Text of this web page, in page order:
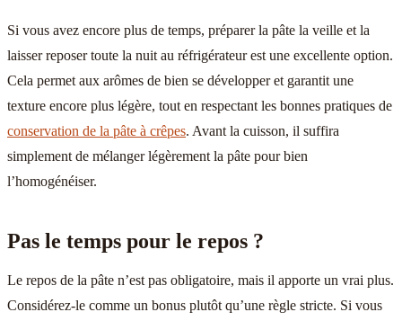
Si vous avez encore plus de temps, préparer la pâte la veille et la
laisser reposer toute la nuit au réfrigérateur est une excellente option.
Cela permet aux arômes de bien se développer et garantit une
texture encore plus légère, tout en respectant les bonnes pratiques de
conservation de la pâte à crêpes. Avant la cuisson, il suffira
simplement de mélanger légèrement la pâte pour bien
l’homogénéiser.
Pas le temps pour le repos ?
Le repos de la pâte n’est pas obligatoire, mais il apporte un vrai plus.
Considérez-le comme un bonus plutôt qu’une règle stricte. Si vous